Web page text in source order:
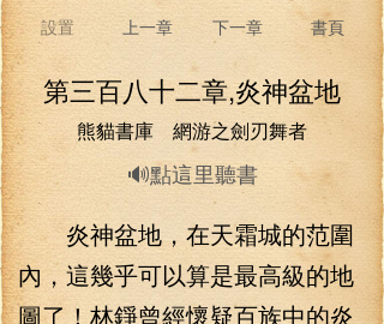
設置 上一章 下一章 書頁
第三百八十二章,炎神盆地
熊貓書庫 網游之劍刃舞者
🔊點這里聽書
炎神盆地，在天霜城的范圍
內，這幾乎可以算是最高級的地
圖了！林錚曾經懷疑百族中的炎